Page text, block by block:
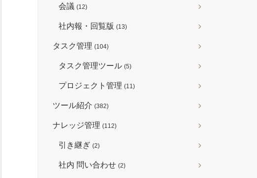
会議 (12)
社内報・回覧版 (13)
タスク管理 (104)
タスク管理ツール (5)
プロジェクト管理 (11)
ツール紹介 (382)
ナレッジ管理 (112)
引き継ぎ (2)
社内 問い合わせ (2)